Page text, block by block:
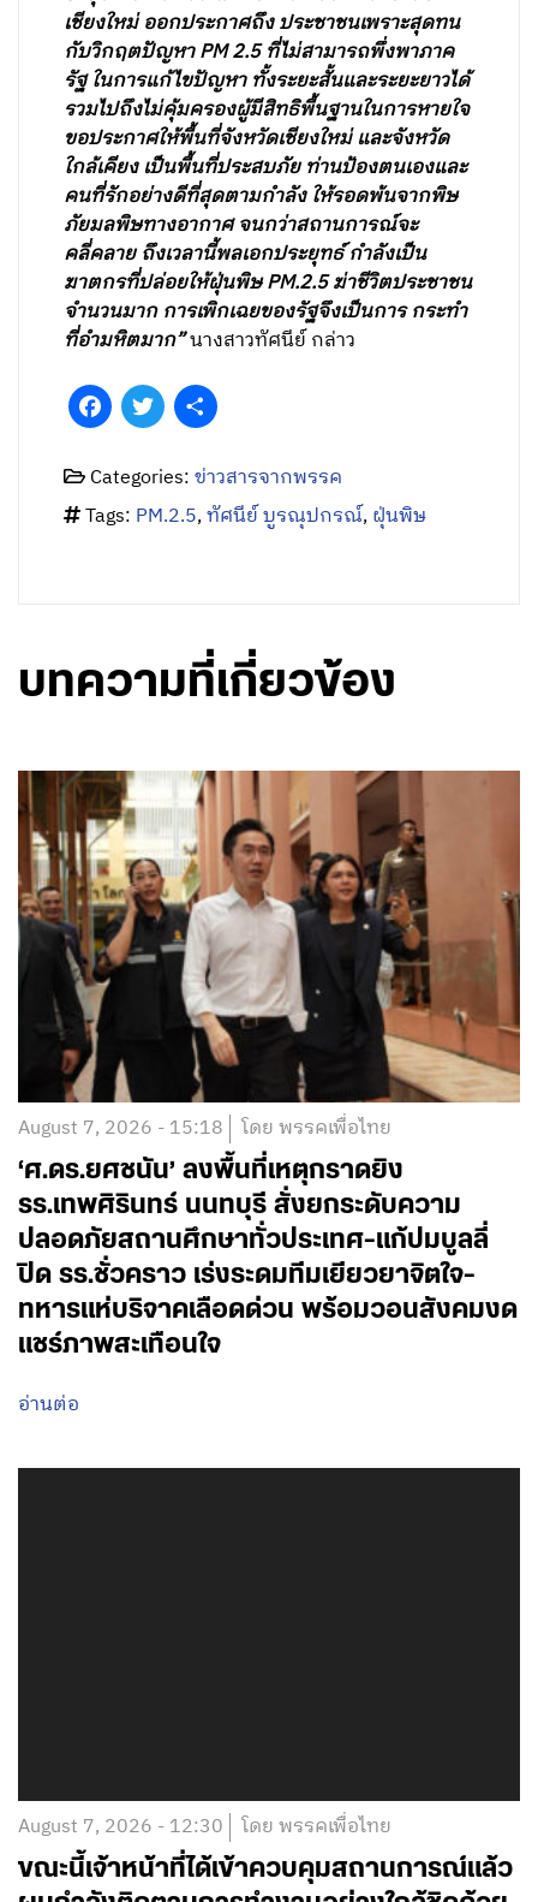
เชียงใหม่ ออกประกาศถึง ประชาชนเพราะสุดทน
กับวิกฤตปัญหา PM 2.5 ที่ไม่สามารถพึ่งพาภาค
รัฐ ในการแก้ไขปัญหา ทั้งระยะสั้นและระยะยาวได้
รวมไปถึงไม่คุ้มครองผู้มีสิทธิพื้นฐานในการหายใจ
ขอประกาศให้พื้นที่จังหวัดเชียงใหม่ และจังหวัด
ใกล้เคียง เป็นพื้นที่ประสบภัย ท่านป้องตนเองและ
คนที่รักอย่างดีที่สุดตามกำลัง ให้รอดพ้นจากพิษ
ภัยมลพิษทางอากาศ จนกว่าสถานการณ์จะ
คลี่คลาย ถึงเวลานี้พลเอกประยุทธ์ กำลังเป็น
ฆาตกรที่ปล่อยให้ฝุ่นพิษ PM.2.5 ฆ่าชีวิตประชาชน
จำนวนมาก การเพิกเฉยของรัฐจึงเป็นการ กระทำ
ที่อำมหิตมาก”นางสาวทัศนีย์ กล่าว
FacebookTwitter
Categories:ข่าวสารจากพรรค
Tags: PM.2.5,ทัศนีย์ บูรณุปกรณ์,ฝุ่นพิษ
บทความที่เกี่ยวข้อง
August 7, 2026 - 15:18 โดย พรรคเพื่อไทย
‘ศ.ดร.ยศชนัน’ ลงพื้นที่เหตุกราดยิง
รร.เทพศิรินทร์ นนทบุรี สั่งยกระดับความ
ปลอดภัยสถานศึกษาทั่วประเทศ-แก้ปมบูลลี่
ปิด รร.ชั่วคราว เร่งระดมทีมเยียวยาจิตใจ-
ทหารแห่บริจาคเลือดด่วน พร้อมวอนสังคมงด
แชร์ภาพสะเทือนใจ
อ่านต่อ
August 7, 2026 - 12:30 โดย พรรคเพื่อไทย
ขณะนี้เจ้าหน้าที่ได้เข้าควบคุมสถานการณ์แล้ว